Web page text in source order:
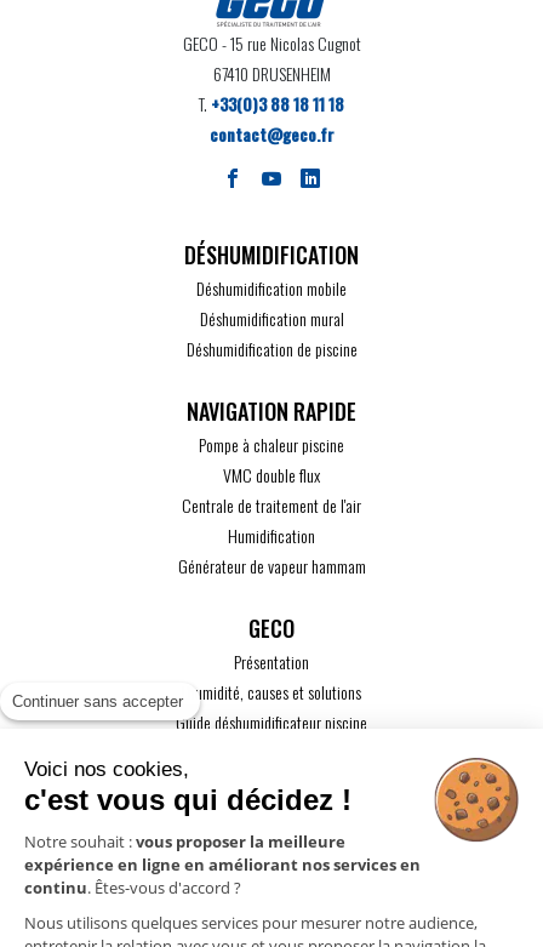
Continuer sans accepter
Voici nos cookies,
c'est vous qui décidez !
Notre souhait :vous proposer la meilleure
expérience en ligne en améliorant nos services en
continu. Êtes-vous d'accord ?
Nous utilisons quelques services pour mesurer notre audience,
GECO- 15 rue Nicolas Cugnot
67410 DRUSENHEIM
T. +33(0)3 88 18 11 18
contact@geco.fr
DÉSHUMIDIFICATION
Déshumidification mobile
Déshumidification mural
Déshumidification de piscine
Pompe à chaleur piscine
VMC double flux
Centrale de traitement de l'air
Humidification
Générateur de vapeur hammam
GECO
Présentation
L'humidité, causes et solutions
Guide déshumidificateur piscine
Guide VMC
ACTUALITÉS
CONTACT
ESPACE PRO